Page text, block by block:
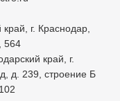
г. Краснодар,
564
край, г.
д. 239, строение Б